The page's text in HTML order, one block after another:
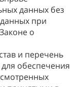
данных без
при
о
и перечень
обеспечения